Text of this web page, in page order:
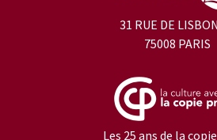
31 RUE DE
75008 PARIS
Les 25 ans de la